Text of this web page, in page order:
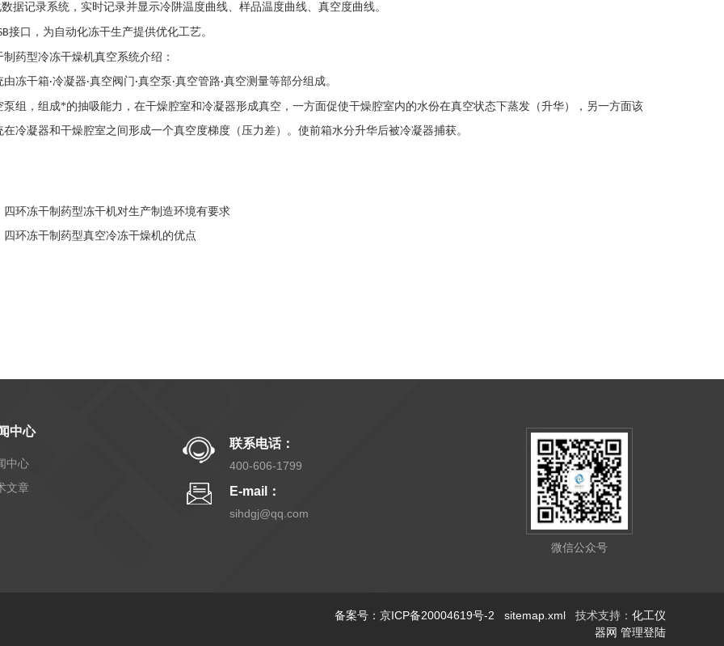
据记录系统，实时记录并显示冷阱温度曲线、样品温度曲线、真空度曲线。
接口，为自动化冻干生产提供优化工艺。
制药型冷冻干燥机真空系统介绍：
由冻干箱·冷凝器·真空阀门 ·真空泵 ·真空管路·真空测量等部分组成。
泵组，组成*的抽吸能力，在干燥腔室和冷凝器形成真空，一方面促使干燥腔室内的水份在真空状态下蒸发（升华），另一方面该
在冷凝器和干燥腔室之间形成一个真空度梯度（压力差）。使前箱水分升华后被冷凝器捕获。
四环冻干制药型冻干机对生产制造环境有要求
四环冻干制药型真空冷冻干燥机的优点
中心
中心
文章
联系电话：
400-606-1799
E-mail：
sihdgj@qq.com
微信公众号
备案号：京ICP备20004619号-2 sitemap.xml 技术支持： 化工仪
器网 管理登陆